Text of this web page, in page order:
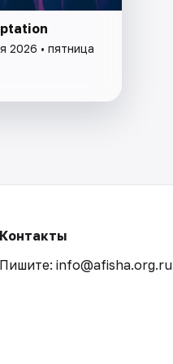
2026 • пятница
Контакты
Пишите: info@afisha.org.ru